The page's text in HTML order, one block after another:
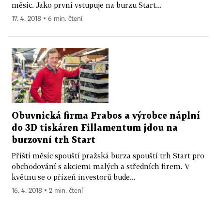
měsíc. Jako první vstupuje na burzu Start...
17. 4. 2018 ▪ 6 min. čtení
Obuvnická firma Prabos a výrobce náplní
do 3D tiskáren Fillamentum jdou na
burzovní trh Start
Příští měsíc spouští pražská burza spouští trh Start pro
obchodování s akciemi malých a středních firem. V
květnu se o přízeň investorů bude...
16. 4. 2018 ▪ 2 min. čtení